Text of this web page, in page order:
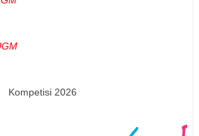
Kompetisi 2026